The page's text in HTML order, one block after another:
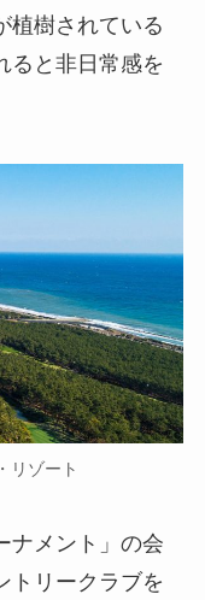
植樹されている
ると非日常感を
リゾート
ナメント」の会
トリークラブを